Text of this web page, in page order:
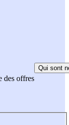
des offres
Qui sont